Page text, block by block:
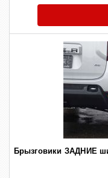
Брызговики ЗАДНИЕ